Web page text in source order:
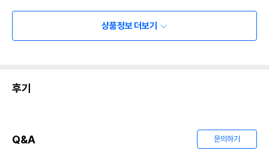
상품정보 더보기
후기
Q&A 문의하기